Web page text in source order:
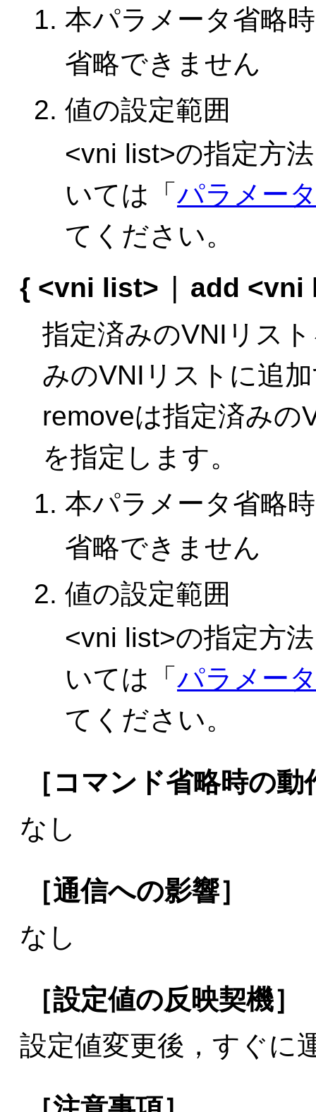
本パラメータ省略
省略できません
値の設定範囲
<vni list>の指定方
いては「 パラメー
てください。
{ <vni list>
add
指定済みのVNIリス
みのVNIリストに追
removeは指定済みの
を指定します。
本パラメータ省略
省略できません
値の設定範囲
<vni list>の指定方
いては「 パラメー
てください。
［コマンド省略時の動
なし
［通信への影響］
なし
［設定値の反映契機］
設定値変更後，すぐに